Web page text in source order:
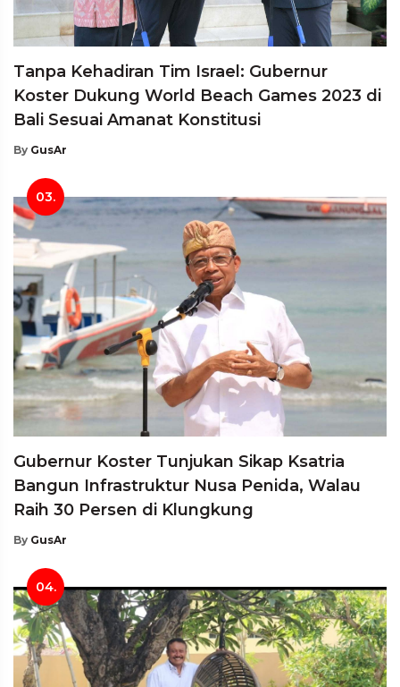
Tanpa Kehadiran Tim Israel: Gubernur
Koster Dukung World Beach Games 2023 di
Bali Sesuai Amanat Konstitusi
By GusAr
03.
Gubernur Koster Tunjukan Sikap Ksatria
Bangun Infrastruktur Nusa Penida, Walau
Raih 30 Persen di Klungkung
By GusAr
04.